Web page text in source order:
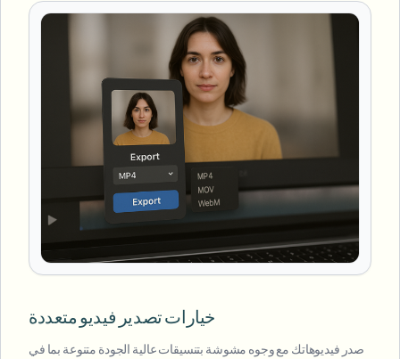
خيارات تصدير فيديو متعددة
صدر فيديوهاتك مع وجوه مشوشة بتنسيقات عالية الجودة متنوعة بما في